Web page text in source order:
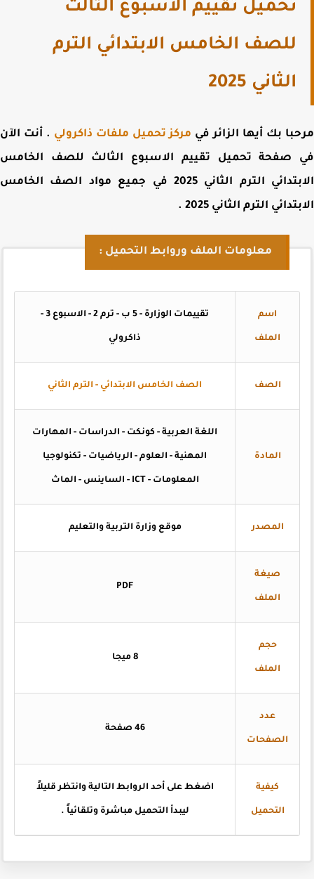
تحميل تقييم الاسبوع الثالث
للصف الخامس الابتدائي الترم
الثاني 2025
بك أيها الزائر فيمركز تحميل ملفات ذاكرولي. أنت الآن
صفحةتحميل تقييم الاسبوع الثالث للصف الخامس
الترم الثاني 2025 في جميع
مواد الصف الخامس
الترم الثاني 2025
.
معلومات الملف وروابط التحميل :
اسم
الملف
تقييمات الوزارة - 5 ب - ترم 2 - الاسبوع 3 -
ذاكرولي
الصف الصف الخامس الابتدائي - الترم الثاني
المادة
اللغة العربية - كونكت - الدراسات - المهارات
المهنية - العلوم - الرياضيات - تكنولوجيا
المعلومات - ICT - الساينس - الماث
المصدر موقع وزارة التربية والتعليم
صيغة
الملف
PDF
حجم
الملف
عدد
الصفحات
كيفية
التحميل
اضغطعلى أحد الروابط التالية وانتظر قليلاً
ليبدأ التحميل مباشرة وتلقائياً.